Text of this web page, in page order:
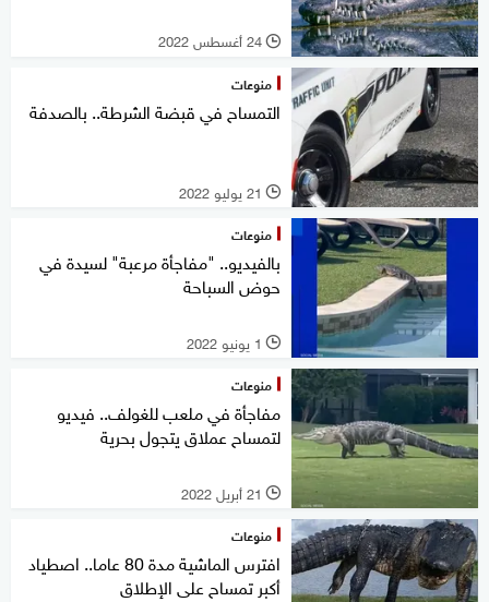
l 24 أغسطس 2022
منوعات
التمساح في قبضة الشرطة.. بالصدفة
l 21 يوليو 2022
منوعات
بالفيديو.. "مفاجأة مرعبة" لسيدة في
حوض السباحة
l 1 يونيو 2022
منوعات
مفاجأة في ملعب للغولف.. فيديو
لتمساح عملاق يتجول بحرية
l 21 أبريل 2022
منوعات
افترس الماشية مدة 80 عاما.. اصطياد
أكبر تمساح على الإطلاق